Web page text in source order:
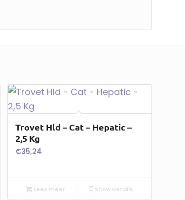
Trovet Hld – Cat – Hepatic –
2,5 Kg
€35,24
Lees meer Show Details